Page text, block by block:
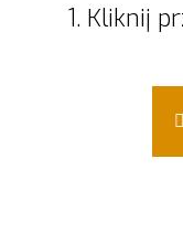
1. Kliknij